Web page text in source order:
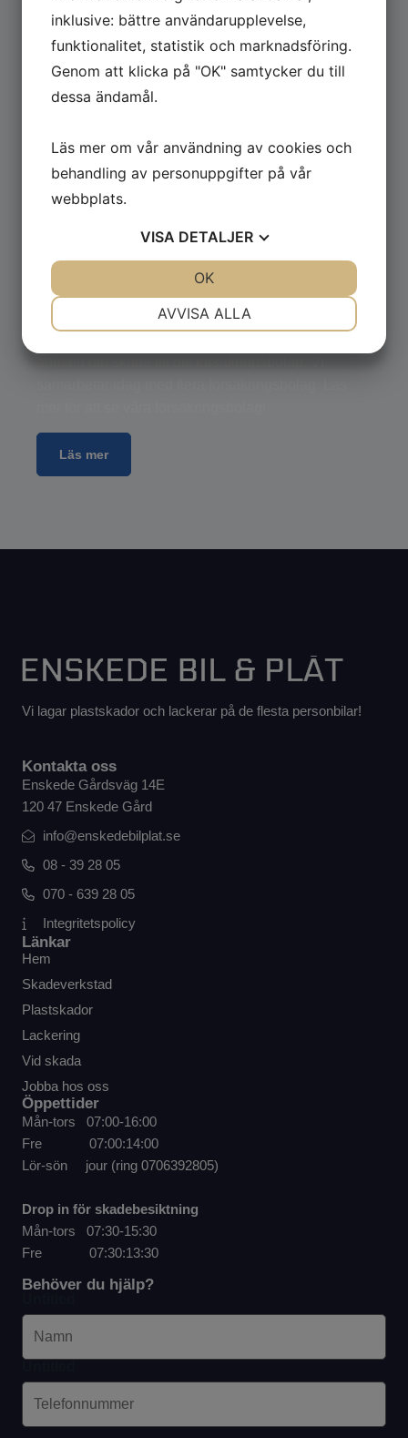
På lackeringsavdelningen arbetar vi i ljusa,
moderna och miljöriktiga lokaler. Vid förändringar i
arbetssätt och rutiner väger vi alltid in
miljöaspekten.
Vid skada
Läs mer
Vi lagar plastskador och lackerar på de flesta personbilar!
Kontakta oss
Enskede Gårdsväg 14E
120 47 Enskede Gård
info@enskedebilplat.se
08 - 39 28 05
070 - 639 28 05
Integritetspolicy
Länkar
Hem
Skadeverkstad
Plastskador
Lackering
Vid skada
Jobba hos oss
Öppettider
Mån-tors 07:00-16:00
Fre 07:00:14:00
Lör-sön jour (ring 0706392805)
Drop in för skadebesiktning
Mån-tors 07:30-15:30
Fre 07:30:13:30
Behöver du hjälp?
inklusive: bättre användarupplevelse,
funktionalitet, statistik och marknadsföring.
Genom att klicka på "OK" samtycker du till
dessa ändamål.
Läs mer om vår användning av cookies och
behandling av personuppgifter på vår
webbplats.
VISA DETALJER
AVVISA ALLA
OK